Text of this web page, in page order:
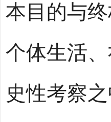
本目的与
个体生活
史性考察